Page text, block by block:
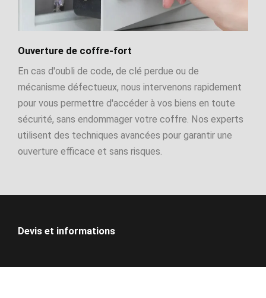
Ouverture de coffre-fort
En cas d'oubli de code, de clé perdue ou de
mécanisme défectueux, nous intervenons rapidement
pour vous permettre d'accéder à vos biens en toute
sécurité, sans endommager votre coffre. Nos experts
utilisent des techniques avancées pour garantir une
ouverture efficace et sans risques.
Devis et informations